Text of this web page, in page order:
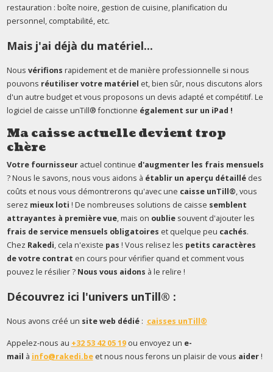
restauration : boîte noire, gestion de cuisine, planification du
personnel, comptabilité, etc.
Mais j'ai déjà du matériel...
Nous vérifions rapidement et de manière professionnelle si nous
pouvons réutiliser votre matériel et, bien sûr, nous discutons alors
d'un autre budget et vous proposons un devis adapté et compétitif. Le
logiciel de caisse unTill® fonctionne également sur un iPad !
Ma caisse actuelle devient trop
chère
Votre fournisseuractuel continue d'augmenter les frais mensuels
? Nous le savons, nous vous aidons à établir un aperçu détaillé des
coûts et nous vous démontrerons qu'avec une caisse unTill®, vous
serez mieux loti ! De nombreuses solutions de caisse semblent
attrayantes à première vue, mais on oublie souvent d'ajouter les
frais de service mensuels obligatoires et quelque peu cachés.
Chez Rakedi, cela n'existe pas ! Vous relisez les petits caractères
de votre contrat en cours pour vérifier quand et comment vous
pouvez le résilier ? Nous vous aidons à le relire !
Découvrez ici l'univers unTill® :
Nous avons créé un site web dédié: caisses unTill®
Appelez-nous au +32 53 42 05 19ou envoyez un e-
mail à info@rakedi.beet nous nous ferons un plaisir de vous aider!